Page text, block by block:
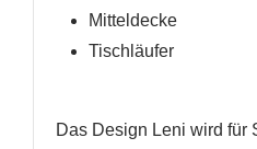
Mitteldecke
Tischläufer
Das Design Leni wird für